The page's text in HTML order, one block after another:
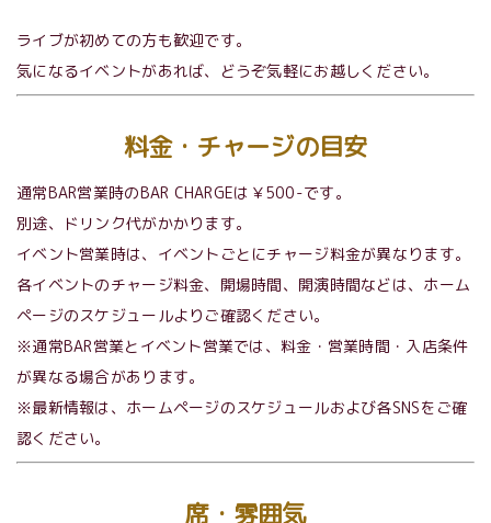
ライブが初めての方も歓迎です。
気になるイベントがあれば、どうぞ気軽にお越しください。
料金・チャージの目安
通常BAR営業時のBAR CHARGEは￥500-です。
別途、ドリンク代がかかります。
イベント営業時は、イベントごとにチャージ料金が異なります。
各イベントのチャージ料金、開場時間、開演時間などは、ホーム
ページのスケジュールよりご確認ください。
※通常BAR営業とイベント営業では、料金・営業時間・入店条件
が異なる場合があります。
※最新情報は、ホームページのスケジュールおよび各SNSをご確
認ください。
席・雰囲気